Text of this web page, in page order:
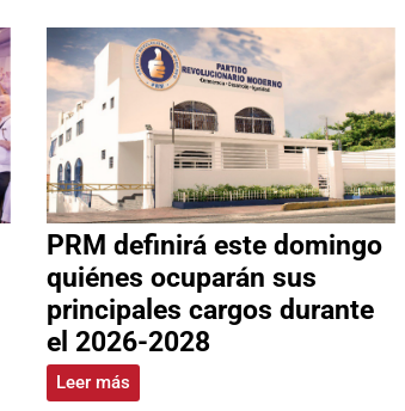
PRM definirá este domingo
quiénes ocuparán sus
principales cargos durante
el 2026-2028
Leer más